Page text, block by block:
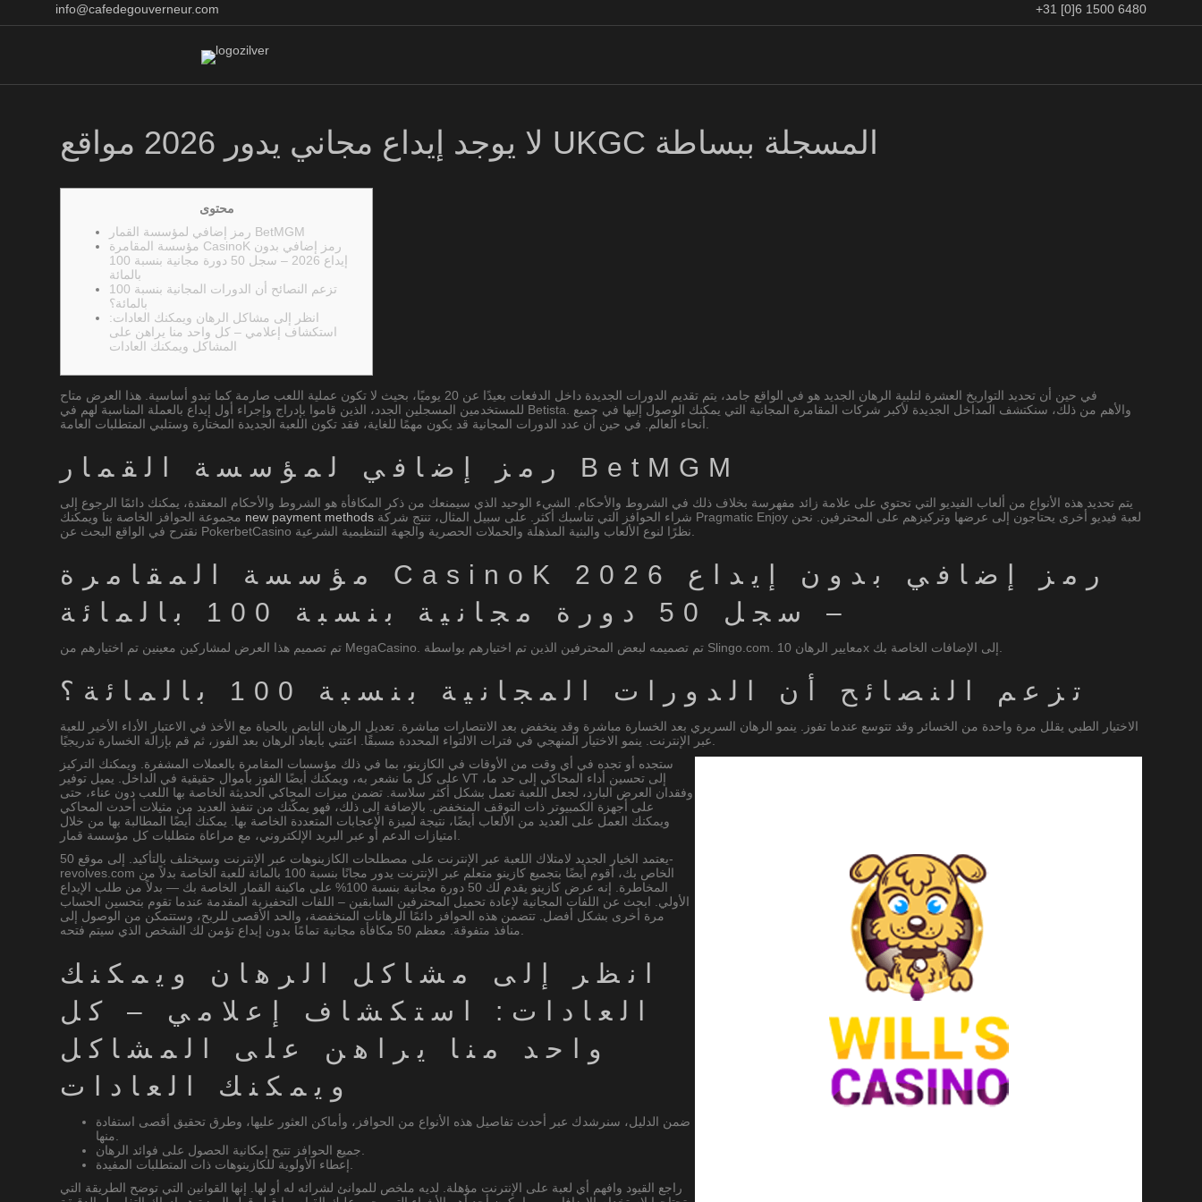
info@cafedegouverneur.com +31 [0]6 1500 6480
لا يوجد إيداع مجاني يدور 2026 مواقع UKGC المسجلة ببساطة
محتوى
رمز إضافي لمؤسسة القمار BetMGM
مؤسسة المقامرة CasinoK رمز إضافي بدون
إيداع 2026 – سجل 50 دورة مجانية بنسبة 100
بالمائة
تزعم النصائح أن الدورات المجانية بنسبة 100
بالمائة؟
انظر إلى مشاكل الرهان ويمكنك العادات:
استكشاف إعلامي – كل واحد منا يراهن على
المشاكل ويمكنك العادات
في حين أن تحديد التواريخ العشرة لتلبية الرهان الجديد هو في الواقع جامد، يتم تقديم الدورات الجديدة داخل الدفعات بعيدًا عن 20 يوميًا، بحيث لا تكون عملية اللعب صارمة كما تبدو أساسية. هذا العرض متاح
للمستخدمين المسجلين الجدد، الذين قاموا بإدراج وإجراء أول إيداع بالعملة المناسبة لهم في Betista. والأهم من ذلك، سنكتشف المداخل الجديدة لأكبر شركات المقامرة المجانية التي يمكنك الوصول إليها في جميع
أنحاء العالم.
رمز إضافي لمؤسسة القمار BetMGM
يتم تحديد هذه الأنواع من ألعاب الفيديو التي تحتوي على علامة زائد مفهرسة بخلاف ذلك في الشروط والأحكام. الشيء الوحيد الذي سيمنعك من ذكر المكافأة هو الشروط والأحكام المعقدة، يمكنك دائمًا الرجوع إلى
new payment methods
مؤسسة المقامرة CasinoK رمز إضافي بدون إيداع 2026
– سجل 50 دورة مجانية بنسبة 100 بالمائة
تزعم النصائح أن الدورات المجانية بنسبة 100 بالمائة؟
الاختيار الطبي يقلل مرة واحدة من الخسائر وقد تتوسع عندما تفوز. ينمو الرهان السريري بعد الخسارة مباشرة وقد ينخفض ​​بعد الانتصارات مباشرة. تعديل الرهان النابض بالحياة مع الأخذ في الاعتبار الأداء الأخير للعبة
ستجده أو تجده في أي وقت من الأوقات في الكازينو، بما في ذلك مؤسسات المقامرة بالعملات المشفرة. ويمكنك التركيز
على كل ما نشعر به، ويمكنك أيضًا الفوز بأموال حقيقية في الداخل. يميل توفير VT إلى تحسين أداء المحاكي إلى حد ما،
وفقدان العرض البارد، لجعل اللعبة تعمل بشكل أكثر سلاسة. تضمن ميزات المحاكي الحديثة الخاصة بها اللعب دون عناء، حتى
على أجهزة الكمبيوتر ذات التوقف المنخفض. بالإضافة إلى ذلك، فهو يمكّنك من تنفيذ العديد من مثيلات أحدث المحاكي
ويمكنك العمل على العديد من الألعاب أيضًا، نتيجة لميزة الإعجابات المتعددة الخاصة بها. يمكنك أيضًا المطالبة بها من خلال
يعتمد الخيار الجديد لامتلاك اللعبة عبر الإنترنت على مصطلحات الكازينوهات عبر الإنترنت وسيختلف بالتأكيد. إلى موقع 50-
revolves.com الخاص بك، أقوم أيضًا بتجميع كازينو متعلم عبر الإنترنت يدور مجانًا بنسبة 100 بالمائة للعبة الخاصة بدلاً من
المخاطرة. إنه عرض كازينو يقدم لك 50 دورة مجانية بنسبة 100% على ماكينة القمار الخاصة بك — بدلاً من طلب الإيداع
الأولي. ابحث عن اللفات المجانية لإعادة تحميل المحترفين السابقين – اللفات التحفيزية المقدمة عندما تقوم بتحسين الحساب
مرة أخرى بشكل أفضل. تتضمن هذه الحوافز دائمًا الرهانات المنخفضة، والحد الأقصى للربح، وستتمكن من الوصول إلى
انظر إلى مشاكل الرهان ويمكنك
العادات: استكشاف إعلامي – كل
واحد منا يراهن على المشاكل
ويمكنك العادات
ضمن الدليل، سنرشدك عبر أحدث تفاصيل هذه الأنواع من الحوافز، وأماكن العثور عليها، وطرق تحقيق أقصى استفادة
راجع القيود وافهم أي لعبة على الإنترنت مؤهلة. لديه ملخص للموانئ لشرائه له أو لها. إنها القوانين التي توضح الطريقة التي